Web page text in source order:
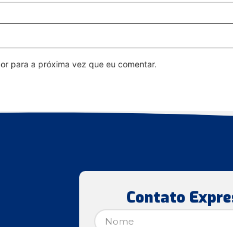
para a próxima vez que eu comentar.
Contato